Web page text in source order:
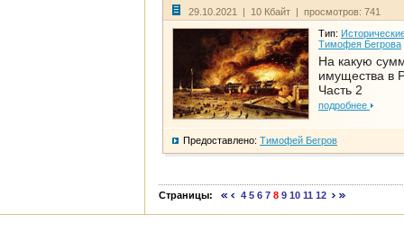
29.10.2021 | 10 Кбайт | просмотров: 741
Тип:
Тимофея Бегрова
На какую
имущества в
Часть 2
подробнее
Предоставлено: Тимофей Бегров
Страницы: 4 5 6 7 8 9 10 11 12